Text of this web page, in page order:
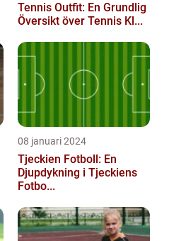
Tennis Outfit: En Grundlig
Översikt över Tennis Kl...
08 januari 2024
Tjeckien Fotboll: En
Djupdykning i Tjeckiens
Fotbo...